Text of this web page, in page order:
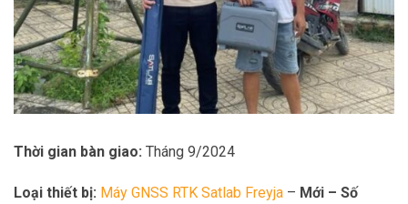
Thời gian bàn giao: Tháng 9/2024
Loại thiết bị: Máy GNSS RTK Satlab Freyja – Mới – Số